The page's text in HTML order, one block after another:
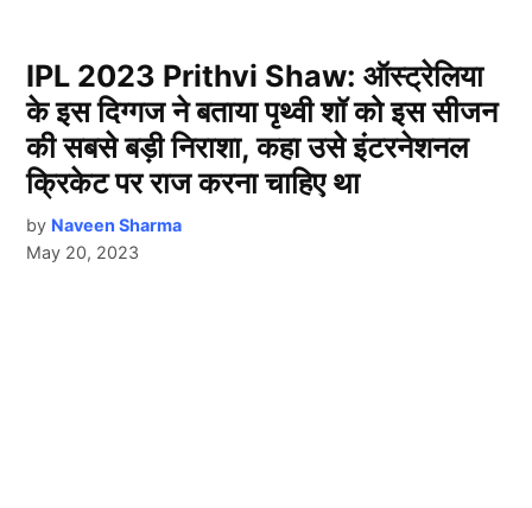
IPL 2023 Prithvi Shaw: ऑस्ट्रेलिया
के इस दिग्गज ने बताया पृथ्वी शॉ को इस सीजन
की सबसे बड़ी निराशा, कहा उसे इंटरनेशनल
क्रिकेट पर राज करना चाहिए था
by Naveen Sharma
May 20, 2023